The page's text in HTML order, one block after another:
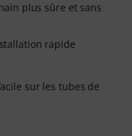
plus sûre et sans
rapide
sur les tubes de